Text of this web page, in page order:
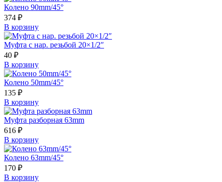
Колено 90mm/45°
374 ₽
В корзину
Муфта с нар. резьбой 20×1/2″
40 ₽
В корзину
Колено 50mm/45°
135 ₽
В корзину
Муфта разборная 63mm
616 ₽
В корзину
Колено 63mm/45°
170 ₽
В корзину